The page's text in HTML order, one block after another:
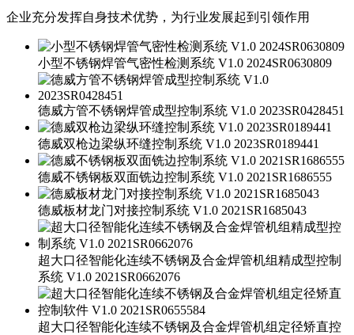
企业充分发挥自身技术优势，为行业发展起到引领作用
小型不锈钢焊管气密性检测系统 V1.0 2024SR0630809
德威方管不锈钢焊管成型控制系统 V1.0 2023SR0428451
德威双枪边梁纵环缝控制系统 V1.0 2023SR0189441
德威不锈钢板双面铣边控制系统 V1.0 2021SR1686555
德威板材龙门对接控制系统 V1.0 2021SR1685043
超大口径智能化连续不锈钢及合金焊管机组精成型控制
系统 V1.0 2021SR0662076
超大口径智能化连续不锈钢及合金焊管机组定径矫直控